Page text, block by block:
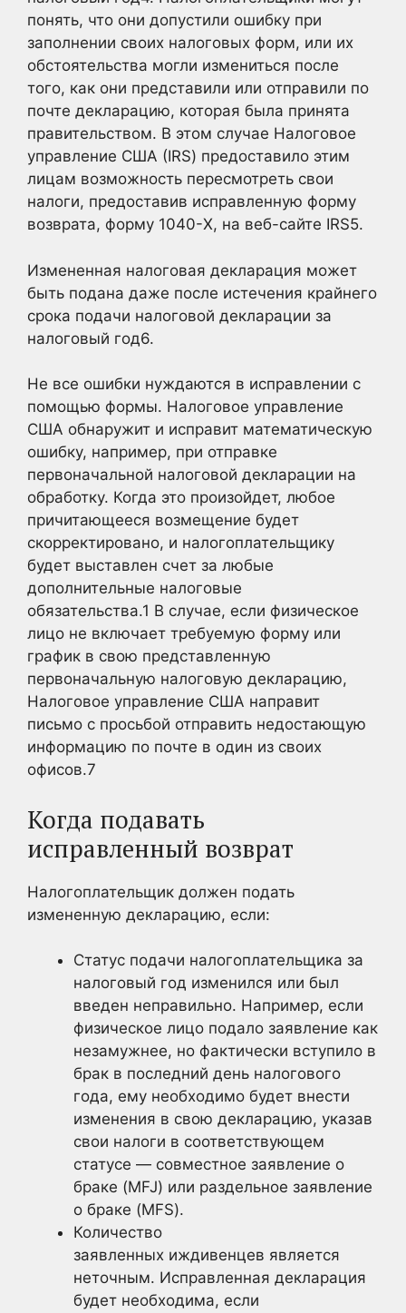
понять, что они допустили ошибку при
заполнении своих налоговых форм, или их
обстоятельства могли измениться после
того, как они представили или отправили по
почте декларацию, которая была принята
правительством. В этом случае Налоговое
управление США (IRS) предоставило этим
лицам возможность пересмотреть свои
налоги, предоставив исправленную форму
возврата, форму 1040-X, на веб-сайте IRS5.
Измененная налоговая декларация может
быть подана даже после истечения крайнего
срока подачи налоговой декларации за
налоговый год6.
Не все ошибки нуждаются в исправлении с
помощью формы. Налоговое управление
США обнаружит и исправит математическую
ошибку, например, при отправке
первоначальной налоговой декларации на
обработку. Когда это произойдет, любое
причитающееся возмещение будет
скорректировано, и налогоплательщику
будет выставлен счет за любые
дополнительные налоговые
обязательства.1 В случае, если физическое
лицо не включает требуемую форму или
график в свою представленную
первоначальную налоговую декларацию,
Налоговое управление США направит
письмо с просьбой отправить недостающую
информацию по почте в один из своих
офисов.7
Когда подавать
исправленный возврат
Налогоплательщик должен подать
измененную декларацию, если:
Статус подачи налогоплательщика за
налоговый год изменился или был
введен неправильно. Например, если
физическое лицо подало заявление как
незамужнее, но фактически вступило в
брак в последний день налогового
года, ему необходимо будет внести
изменения в свою декларацию, указав
свои налоги в соответствующем
статусе — совместное заявление о
браке (MFJ) или раздельное заявление
о браке (MFS).
Количество
заявленных иждивенцев является
неточным. Исправленная декларация
будет необходима, если